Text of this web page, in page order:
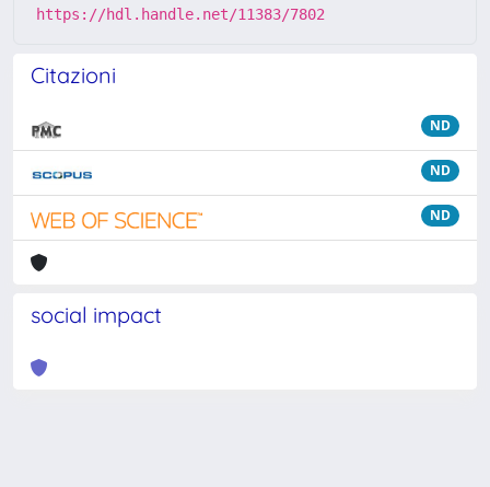
https://hdl.handle.net/11383/7802
Citazioni
ND
ND
ND
social impact